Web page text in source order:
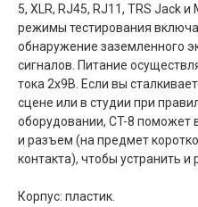
5, XLR, RJ45, RJ11, TRS Jack
режимы тестирования
обнаружение заземленного
сигналов. Питание
тока 2x9В. Если вы
сцене или в студии при
оборудовании, CT-8
и разъем (на предмет
контакта), чтобы устранить и
Корпус: пластик.